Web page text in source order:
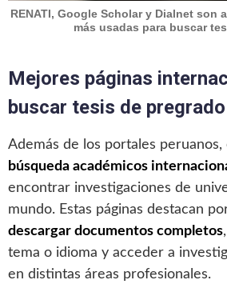
RENATI, Google Scholar y Dialnet son
más usadas para buscar
Mejores páginas
buscar tesis de
Además de los portales peruanos,
búsqueda académicos
encontrar investigaciones de
mundo. Estas páginas destacan
descargar documentos completos
tema o idioma y acceder a
en distintas áreas profesionales.